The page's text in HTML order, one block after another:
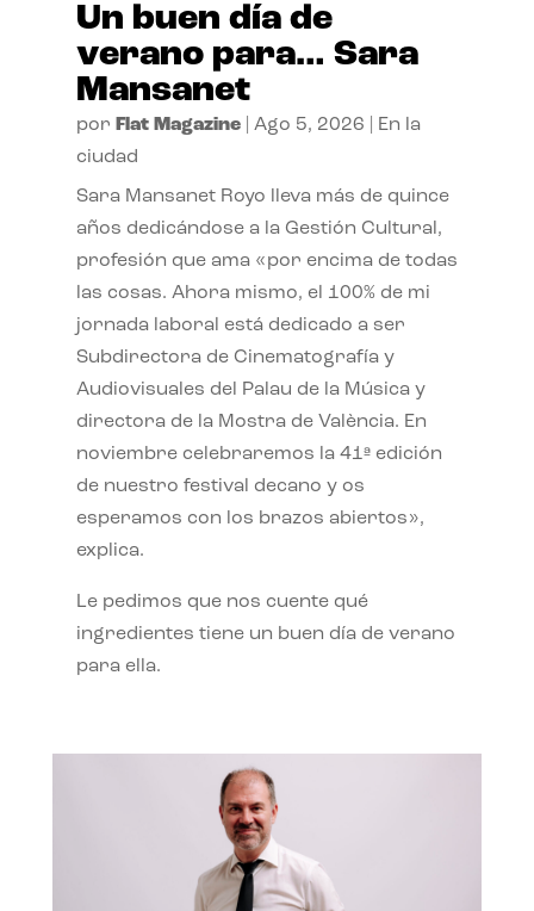
Un buen día de
verano para… Sara
Mansanet
por Flat Magazine| Ago 5, 2026
En la
ciudad
Sara Mansanet Royo lleva más de quince
años dedicándose a la Gestión Cultural,
profesión que ama «por encima de todas
las cosas. Ahora mismo, el 100% de mi
jornada laboral está dedicado a ser
Subdirectora de Cinematografía y
Audiovisuales del Palau de la Música y
directora de la Mostra de València. En
noviembre celebraremos la 41ª edición
de nuestro festival decano y os
esperamos con los brazos abiertos»,
explica.
Le pedimos que nos cuente qué
ingredientes tiene un buen día de verano
para ella.